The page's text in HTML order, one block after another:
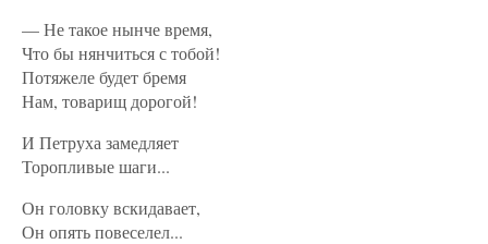
— Не такое нынче время,
Что бы нянчиться с тобой!
Потяжеле будет бремя
Нам, товарищ дорогой!
И Петруха замедляет
Торопливые шаги...
Он головку вскидавает,
Он опять повеселел...